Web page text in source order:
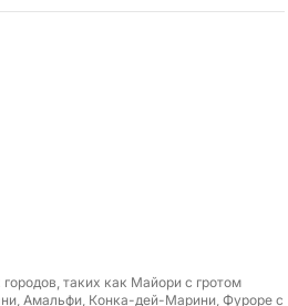
профессиональной команды,
безупречное,
бухтами, природными
скальными
таких как Майори с гротом
Амальфи, Конка-дей-Марини, Фуроре с